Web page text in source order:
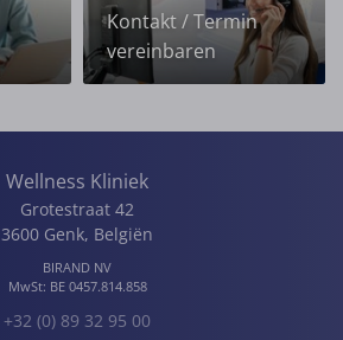
Kontakt / Termin
vereinbaren
Wellness Kliniek
Grotestraat 42
3600 Genk, Belgiën
BIRAND NV
MwSt: BE 0457.814.858
+32 (0) 89 32 95 00